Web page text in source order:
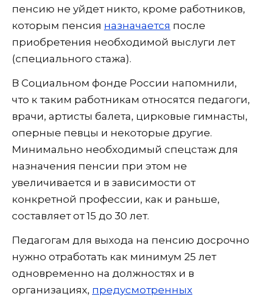
пенсию не уйдет никто, кроме работников,
которым пенсия назначается после
приобретения необходимой выслуги лет
(специального стажа).
В Социальном фонде России напомнили,
что к таким работникам относятся педагоги,
врачи, артисты балета, цирковые гимнасты,
оперные певцы и некоторые другие.
Минимально необходимый спецстаж для
назначения пенсии при этом не
увеличивается и в зависимости от
конкретной профессии, как и раньше,
составляет от 15 до 30 лет.
Педагогам для выхода на пенсию досрочно
нужно отработать как минимум 25 лет
одновременно на должностях и в
организациях, предусмотренных